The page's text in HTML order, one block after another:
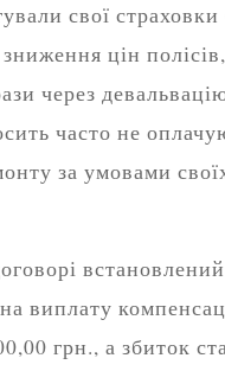
свої страховки
цін
через
часто не
за умовами
встановлений
виплату
грн., а збиток